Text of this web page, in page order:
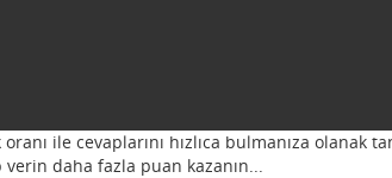
ile cevaplarını hızlıca bulmanıza olanak
daha fazla puan kazanın...